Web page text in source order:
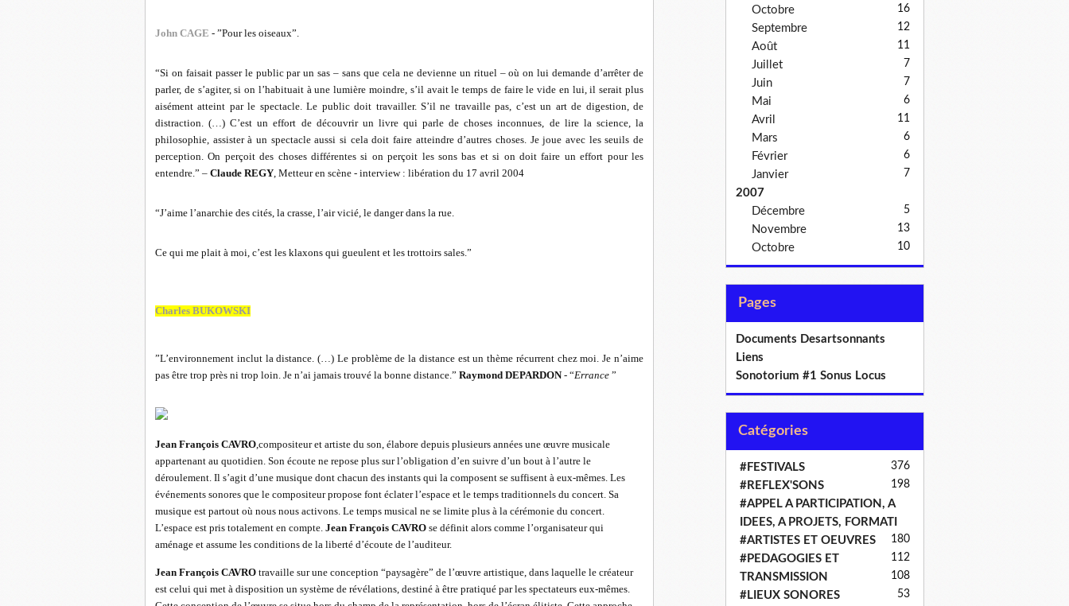
John CAGE - ”Pour les oiseaux”.
“Si on faisait passer le public par un sas – sans que cela ne devienne un rituel – où on lui demande d’arrêter de
parler, de s’agiter, si on l’habituait à une lumière moindre, s’il avait le temps de faire le vide en lui, il serait plus
aisément atteint par le spectacle. Le public doit travailler. S’il ne travaille pas, c’est un art de digestion, de
distraction. (…) C’est un effort de découvrir un livre qui parle de choses inconnues, de lire la science, la
philosophie, assister à un spectacle aussi si cela doit faire atteindre d’autres choses. Je joue avec les seuils de
perception. On perçoit des choses différentes si on perçoit les sons bas et si on doit faire un effort pour les
entendre.” – Claude REGY , Metteur en scène - interview : libération du 17 avril 2004
“J’aime l’anarchie des cités, la crasse, l’air vicié, le danger dans la rue.
Ce qui me plait à moi, c’est les klaxons qui gueulent et les trottoirs sales.”
Charles BUKOWSKI
”L’environnement inclut la distance. (…) Le problème de la distance est un thème récurrent chez moi. Je n’aime
pas être trop près ni trop loin. Je n’ai jamais trouvé la bonne distance.” Raymond DEPARDON- “Errance ”
Jean François CAVRO ,compositeur et artiste du son, élabore depuis plusieurs années une œuvre musicale
appartenant au quotidien. Son écoute ne repose plus sur l’obligation d’en suivre d’un bout à l’autre le
déroulement. Il s’agit d’une musique dont chacun des instants qui la composent se suffisent à eux-mêmes. Les
événements sonores que le compositeur propose font éclater l’espace et le temps traditionnels du concert. Sa
musique est partout où nous nous activons. Le temps musical ne se limite plus à la cérémonie du concert.
L’espace est pris totalement en compte. Jean François CAVRO se définit alors comme l’organisateur qui
aménage et assume les conditions de la liberté d’écoute de l’auditeur.
Jean François CAVRO travaille sur une conception “paysagère” de l’œuvre artistique, dans laquelle le créateur
est celui qui met à disposition un système de révélations, destiné à être pratiqué par les spectateurs eux-mêmes.
Octobre 16
Septembre 12
Août 11
Juillet 7
Juin 7
Mai 6
Avril 11
Mars 6
Février 6
Janvier 7
2007
Décembre
5
Novembre 13
Octobre 10
Pages
Documents Desartsonnants
Liens
Sonotorium #1 Sonus Locus
Catégories
#FESTIVALS 376
#REFLEX'SONS 198
#APPEL A PARTICIPATION, A
IDEES, A PROJETS, FORMATI
180
#ARTISTES ET OEUVRES
112
#PEDAGOGIES ET
TRANSMISSION
108
#LIEUX SONORES 53